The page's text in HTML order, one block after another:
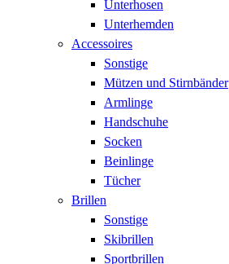
Unterhosen
Unterhemden
Accessoires
Sonstige
Mützen und Stirnbänder
Armlinge
Handschuhe
Socken
Beinlinge
Tücher
Brillen
Sonstige
Skibrillen
Sportbrillen